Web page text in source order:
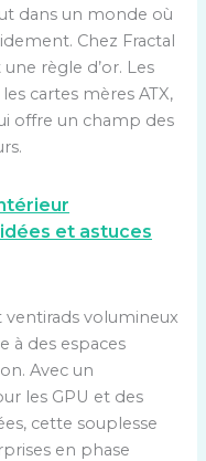
dans un monde où
Chez Fractal
règle d’or. Les
cartes mères ATX,
offre un champ des
et astuces
ventirads volumineux
à des espaces
Avec un
les GPU et des
cette souplesse
en phase